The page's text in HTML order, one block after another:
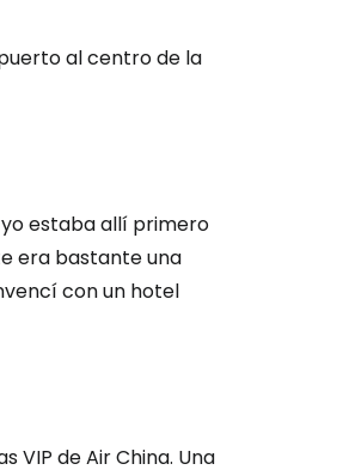
al centro de la
yo estaba allí primero
era bastante una
con un hotel
VIP de Air China. Una